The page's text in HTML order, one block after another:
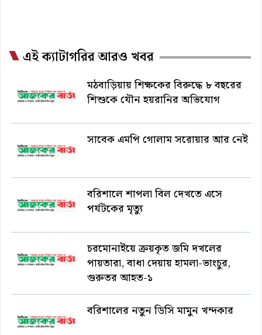
এই ক্যাটাগরির আরও খবর
মঠবাড়িয়ায় শিক্ষকের বিরুদ্ধে ৮ বছরের
শিশুকে যৌন হয়রানির অভিযোগ
সাবেক এমপি গোলাম সরোয়ার আর নেই
বরিশালে শাপলা বিল দেখতে এসে
পর্যটকের মৃত্যু
চরমোনাইয়ে ক্রয়কৃত জমি দখলের
পায়তারা, বাধা দেয়ায় হামলা-ভাংচুর,
গুরুতর আহত-১
বরিশালের নতুন ডিসি মামুন খন্দকার